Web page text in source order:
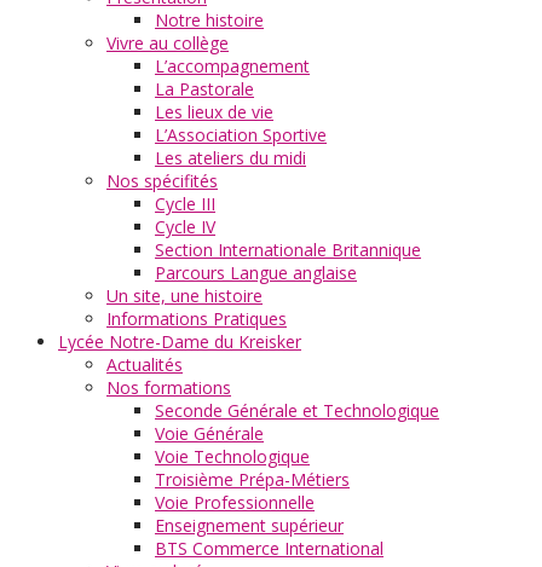
Notre histoire
Vivre au collège
L’accompagnement
La Pastorale
Les lieux de vie
L’Association Sportive
Les ateliers du midi
Nos spécifités
Cycle III
Cycle IV
Section Internationale Britannique
Parcours Langue anglaise
Un site, une histoire
Informations Pratiques
Lycée Notre-Dame du Kreisker
Actualités
Nos formations
Seconde Générale et Technologique
Voie Générale
Voie Technologique
Troisième Prépa-Métiers
Voie Professionnelle
Enseignement supérieur
BTS Commerce International